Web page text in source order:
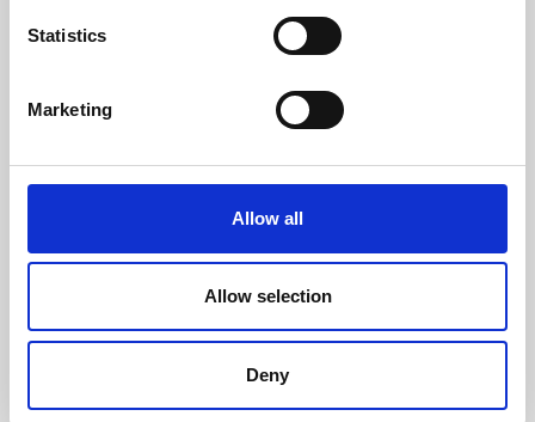
Statistics
Marketing
Allow all
Allow selection
Deny
8 kW